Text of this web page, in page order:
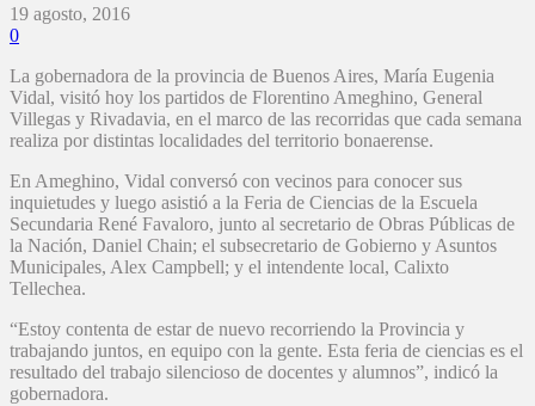
19 agosto, 2016
0
La gobernadora de la provincia de Buenos Aires, María Eugenia
Vidal, visitó hoy los partidos de Florentino Ameghino, General
Villegas y Rivadavia, en el marco de las recorridas que cada semana
realiza por distintas localidades del territorio bonaerense.
En Ameghino, Vidal conversó con vecinos para conocer sus
inquietudes y luego asistió a la Feria de Ciencias de la Escuela
Secundaria René Favaloro, junto al secretario de Obras Públicas de
la Nación, Daniel Chain; el subsecretario de Gobierno y Asuntos
Municipales, Alex Campbell; y el intendente local, Calixto
Tellechea.
“Estoy contenta de estar de nuevo recorriendo la Provincia y
trabajando juntos, en equipo con la gente. Esta feria de ciencias es el
resultado del trabajo silencioso de docentes y alumnos”, indicó la
gobernadora.